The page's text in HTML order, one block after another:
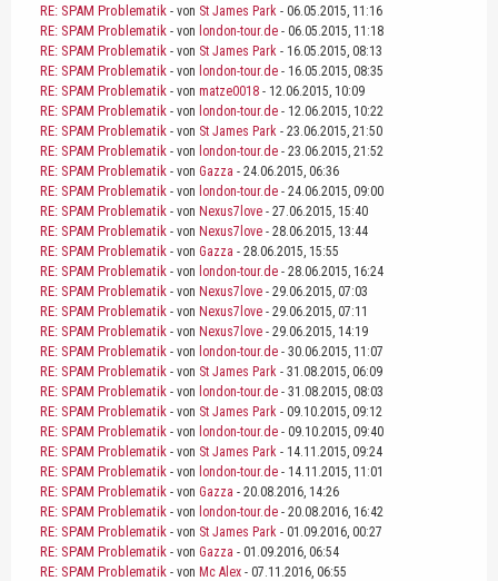
RE: SPAM Problematik - von St James Park - 06.05.2015, 11:16
RE: SPAM Problematik - von london-tour.de - 06.05.2015, 11:18
RE: SPAM Problematik - von St James Park - 16.05.2015, 08:13
RE: SPAM Problematik - von london-tour.de - 16.05.2015, 08:35
RE: SPAM Problematik - von matze0018 - 12.06.2015, 10:09
RE: SPAM Problematik - von london-tour.de - 12.06.2015, 10:22
RE: SPAM Problematik - von St James Park - 23.06.2015, 21:50
RE: SPAM Problematik - von london-tour.de - 23.06.2015, 21:52
RE: SPAM Problematik - von Gazza - 24.06.2015, 06:36
RE: SPAM Problematik - von london-tour.de - 24.06.2015, 09:00
RE: SPAM Problematik - von Nexus7love - 27.06.2015, 15:40
RE: SPAM Problematik - von Nexus7love - 28.06.2015, 13:44
RE: SPAM Problematik - von Gazza - 28.06.2015, 15:55
RE: SPAM Problematik - von london-tour.de - 28.06.2015, 16:24
RE: SPAM Problematik - von Nexus7love - 29.06.2015, 07:03
RE: SPAM Problematik - von Nexus7love - 29.06.2015, 07:11
RE: SPAM Problematik - von Nexus7love - 29.06.2015, 14:19
RE: SPAM Problematik - von london-tour.de - 30.06.2015, 11:07
RE: SPAM Problematik - von St James Park - 31.08.2015, 06:09
RE: SPAM Problematik - von london-tour.de - 31.08.2015, 08:03
RE: SPAM Problematik - von St James Park - 09.10.2015, 09:12
RE: SPAM Problematik - von london-tour.de - 09.10.2015, 09:40
RE: SPAM Problematik - von St James Park - 14.11.2015, 09:24
RE: SPAM Problematik - von london-tour.de - 14.11.2015, 11:01
RE: SPAM Problematik - von Gazza - 20.08.2016, 14:26
RE: SPAM Problematik - von london-tour.de - 20.08.2016, 16:42
RE: SPAM Problematik - von St James Park - 01.09.2016, 00:27
RE: SPAM Problematik - von Gazza - 01.09.2016, 06:54
RE: SPAM Problematik - von Mc Alex - 07.11.2016, 06:55